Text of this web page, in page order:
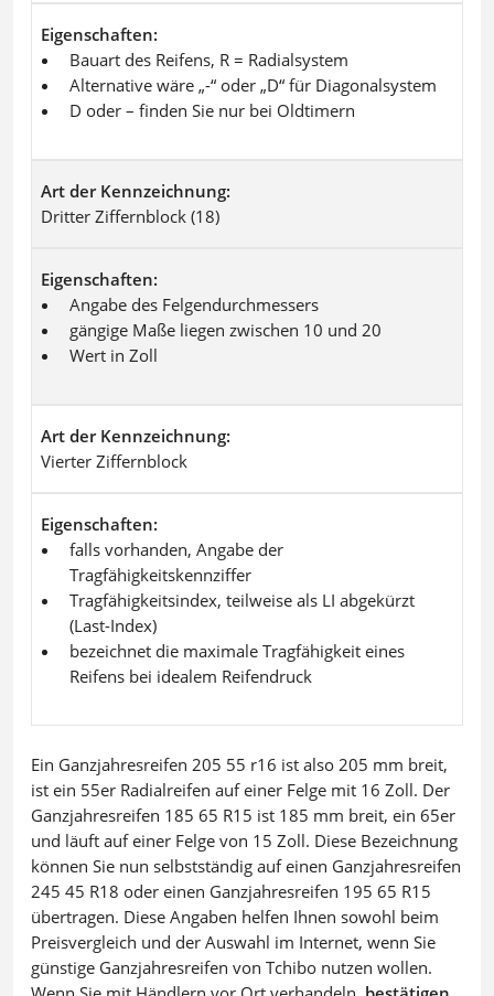
Eigenschaften
Bauart des Reifens, R = Radialsystem
Alternative wäre „-“ oder „D“ für Diagonalsystem
D oder – finden Sie nur bei Oldtimern
Art der Kennzeichnung
Dritter Ziffernblock (18)
Eigenschaften
Angabe des Felgendurchmessers
gängige Maße liegen zwischen 10 und 20
Wert in Zoll
Art der Kennzeichnung
Vierter Ziffernblock
Eigenschaften
falls vorhanden, Angabe der
Tragfähigkeitskennziffer
Tragfähigkeitsindex, teilweise als LI abgekürzt
(Last-Index)
bezeichnet die maximale Tragfähigkeit eines
Reifens bei idealem Reifendruck
Ein Ganzjahresreifen 205 55 r16 ist also 205 mm breit,
ist ein 55er Radialreifen auf einer Felge mit 16 Zoll. Der
Ganzjahresreifen 185 65 R15 ist 185 mm breit, ein 65er
und läuft auf einer Felge von 15 Zoll. Diese Bezeichnung
können Sie nun selbstständig auf einen Ganzjahresreifen
245 45 R18 oder einen Ganzjahresreifen 195 65 R15
übertragen. Diese Angaben helfen Ihnen sowohl beim
Preisvergleich und der Auswahl im Internet, wenn Sie
günstige Ganzjahresreifen von Tchibo nutzen wollen.